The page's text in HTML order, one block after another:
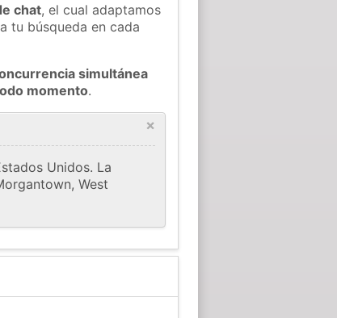
chat, el cual adaptamos
tu búsqueda en cada
simultánea
momento.
×
Unidos. La
West